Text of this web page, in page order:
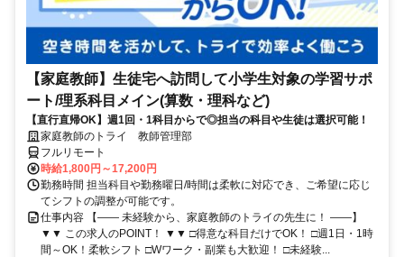
【家庭教師】生徒宅へ訪問して小学生対象の学習サポ
ート/理系科目メイン(算数・理科など)
【直行直帰OK】週1回・1科目からで◎担当の科目や生徒は選択可能！
家庭教師のトライ 教師管理部
フルリモート
時給1,800円～17,200円
勤務時間 担当科目や勤務曜日/時間は柔軟に対応でき、ご希望に応じ
てシフトの調整が可能です。
仕事内容 【―― 未経験から、家庭教師のトライの先生に！ ――】
▼▼ この求人のPOINT！ ▼▼ □得意な科目だけでOK！ □週1日・1時
間～OK！柔軟シフト □Wワーク・副業も大歓迎！ □未経験...